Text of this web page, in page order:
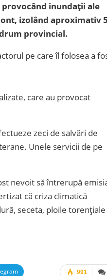
inundații ale
izolând aproximativ
provincial.
pe care îl folosea a
care au provocat
zeci de salvări de
Unele servicii de pe
nevoit să întrerupă
că criza climatică
seceta, ploile torențiale
991